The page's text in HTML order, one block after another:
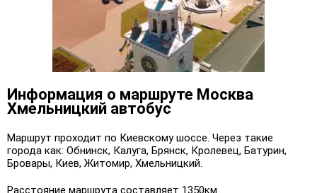
Информация о маршруте Москва
Хмельницкий автобус
Маршрут проходит по Киевскому шоссе. Через такие
города как: Обнинск, Калуга, Брянск, Кролевец, Батурин,
Бровары, Киев, Житомир, Хмельницкий.
Расстояние маршрута составляет 1350км